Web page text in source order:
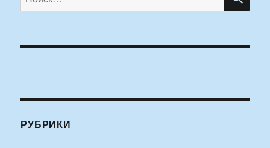
РУБРИКИ